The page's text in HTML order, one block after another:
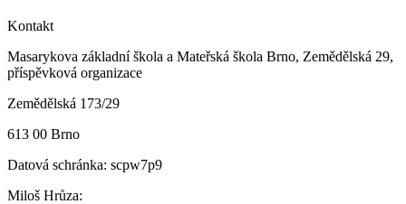
Kontakt
Masarykova základní škola a Mateřská škola Brno, Zemědělská 29,
příspěvková organizace
Zemědělská 173/29
613 00 Brno
Datová schránka: scpw7p9
Miloš Hrůza: